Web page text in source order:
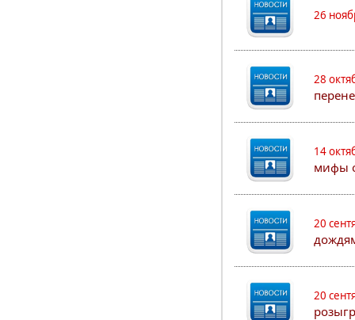
26
28
14
мифы
20
20